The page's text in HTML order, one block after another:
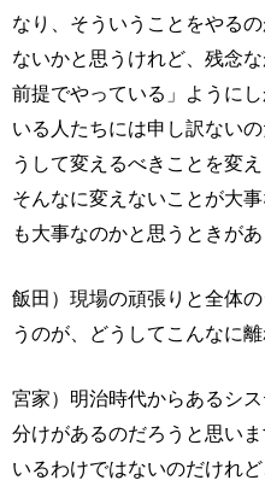
なり、そういうことをやる
ないかと思うけれど、残念
前提でやっている」ように
いる人たちには申し訳ない
うして変えるべきことを変
そんなに変えないことが大
も大事なのかと思うときがあ
飯田）現場の頑張りと全体
うのが、どうしてこんなに
宮家）明治時代からあるシ
分けがあるのだろうと思い
いるわけではないのだけれ